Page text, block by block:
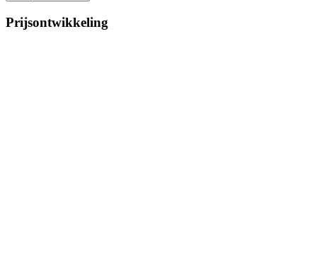
Prijsontwikkeling